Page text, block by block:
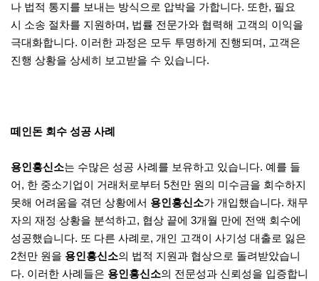
나 법적 통지를 보내는 방식으로 압박을 가합니다. 또한, 필요
시 소송 절차를 지원하며, 법률 전문가와 협력해 고객의 이익을
극대화합니다. 이러한 과정은 모두 투명하게 진행되며, 고객은
진행 상황을 상세히 보고받을 수 있습니다.
떼인돈 회수 성공 사례
용인흥신소는 수많은 성공 사례를 보유하고 있습니다. 예를 들
어, 한 중소기업이 거래처로부터 5천만 원의 미수금을 회수하지
못해 어려움을 겪던 상황에서 용인흥신소가 개입했습니다. 채무
자의 재정 상황을 분석하고, 협상 끝에 3개월 만에 전액 회수에
성공했습니다. 또 다른 사례로, 개인 고객이 사기성 대출로 잃은
2천만 원을 용인흥신소의 법적 지원과 협상으로 돌려받았습니
다. 이러한 사례들은 용인흥신소의 전문성과 신뢰성을 입증합니